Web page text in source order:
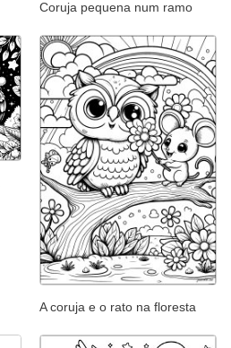
Coruja pequena num ramo
A coruja e o rato na floresta